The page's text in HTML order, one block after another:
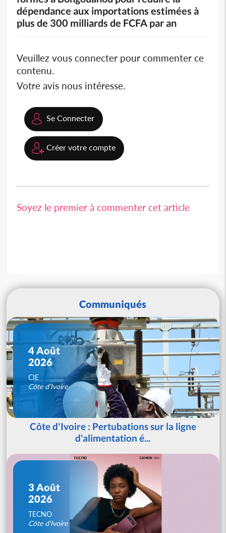
dépendance aux importations estimées à
plus de 300 milliards de FCFA par an
Veuillez vous connecter pour commenter ce
contenu.
Votre avis nous intéresse.
Se Connecter
Créer votre compte
Soyez le premier à commenter cet article
Communiqués
4 Août
2026
CIE
Côte d'Ivoire
Côte d'Ivoire : Pertubations sur la ligne
d'alimentation é...
3 Août
2026
TECNO
Côte d'Ivoire